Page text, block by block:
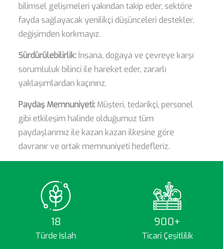
bilimsel gelişmeleri yakından takip eder, sektöre
fayda sağlayacak yenilikçi düşünceleri destekler,
değişimden korkmayız.
Sürdürülebilirlik: İnsana, doğaya ve çevreye karşı
sorumluluk bilinci ile hareket eder, zararlı
yaklaşımlardan kaçınırız.
Paydaş Memnuniyeti: Müşteri, tedarikçi, personel
gibi etkileşim halinde olduğumuz tüm
paydaşlarımız ile kazan kazan ilkesine göre
davranır ve ortak memnuniyeti hedefleriz.
18
Türde Islah
900+
Ticari Çeşitlilik